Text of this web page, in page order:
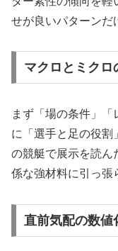
せが良いパターンだ
マクロとミクロ
まず「場の条件」
に「選手と足の役割
の競艇で展示を読ん
係な強材料に引っ張
直前気配の数値